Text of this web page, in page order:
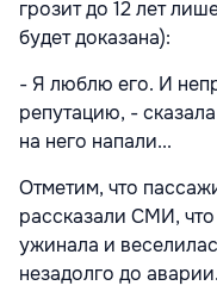
грозит до 12 лет
будет доказана):
- Я люблю его. И
репутацию, -
на него напали...
Отметим, что
рассказали СМИ,
ужинала и
незадолго до аварии.